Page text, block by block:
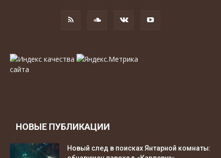
НОВЫЕ ПУБЛИКАЦИИ
Новый след в поисках Янтарной комнаты: